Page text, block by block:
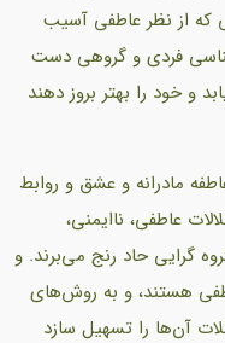
و به کودکانی که از نظر عاطفی آسیب
فردی و گروهی دست
و خود را بهتر بروز دهند
مادرانه و عشق و روابط
عاطفی، ناایمنی،
گرایی حاد رنج می‌برند. و
هستند، و به روش‌های
آن‌ها را تسهیل سازد